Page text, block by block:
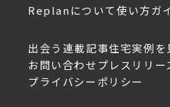
Replanについて使い方ガ
出会う 連載記事住宅実例を
お問い合わせ プレスリリー
プライバシーポリシー